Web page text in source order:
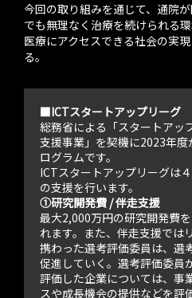
今回の取り組みを通じて、通院
でも無理なく治療を続けられる
医療にアクセスできる社会の実
る。
■ICTスタートアップリーグ
総務省による「スタートアッ
支援事業」を契機に2023年
ログラムです。
ICTスタートアップリーグは
の支援を行います。
①研究開発費 / 伴走支援
最大2,000万円の研究開発費
れます。また、伴走支援では
携わった選考評価委員は、選
促進していく。選考評価委員
評価した企業については、事
スや成長機会の提供などを評